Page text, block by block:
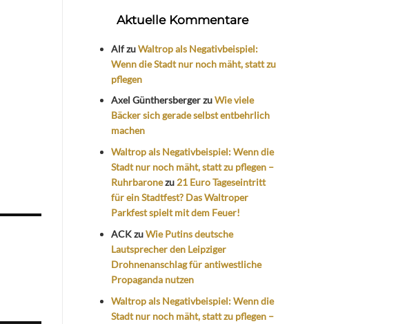
Aktuelle Kommentare
AlfzuWaltrop als Negativbeispiel:
Wenn die Stadt nur noch mäht, statt zu
pflegen
Axel GünthersbergerzuWie viele
Bäcker sich gerade selbst entbehrlich
machen
Waltrop als Negativbeispiel: Wenn die
Stadt nur noch mäht, statt zu pflegen –
Ruhrbaronezu 21 Euro Tageseintritt
für ein Stadtfest? Das Waltroper
Parkfest spielt mit dem Feuer!
ACKzuWie Putins deutsche
Lautsprecher den Leipziger
Drohnenanschlag für antiwestliche
Propaganda nutzen
Waltrop als Negativbeispiel: Wenn die
Stadt nur noch mäht, statt zu pflegen –